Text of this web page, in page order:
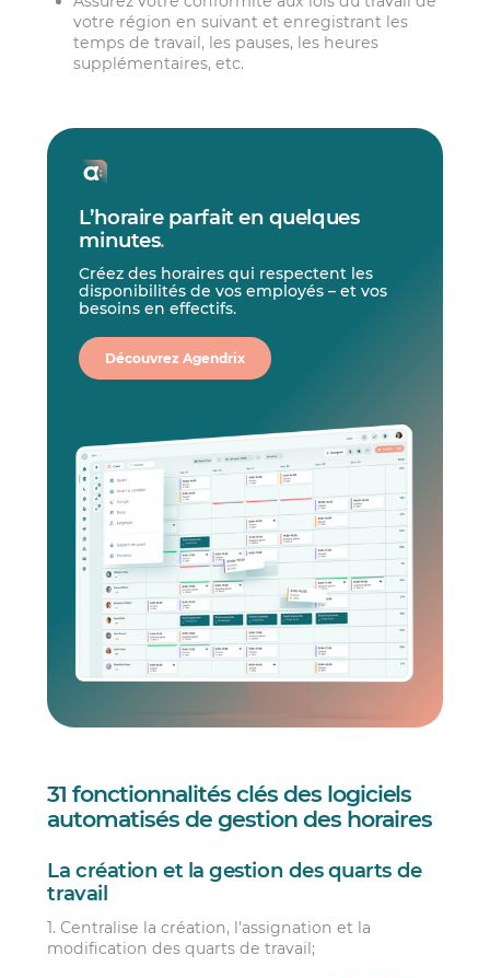
votre région en suivant et enregistrant les
temps de travail, les pauses, les heures
supplémentaires, etc.
L’horaire parfait en quelques
minutes.
Créez des horaires qui respectent les
disponibilités de vos employés – et vos
besoins en effectifs.
Découvrez Agendrix
31 fonctionnalités clés des logiciels
automatisés de gestion des horaires
La création et la gestion des quarts de
travail
1. Centralise la création, l’assignation et la
modification des quarts de travail;